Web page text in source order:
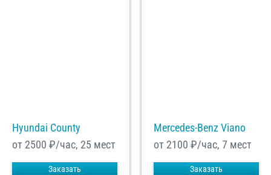
Hyundai County
от 2500 ₽/час, 25 мест
Заказать
Mercedes-Benz Viano
от 2100 ₽/час, 7 мест
Заказать